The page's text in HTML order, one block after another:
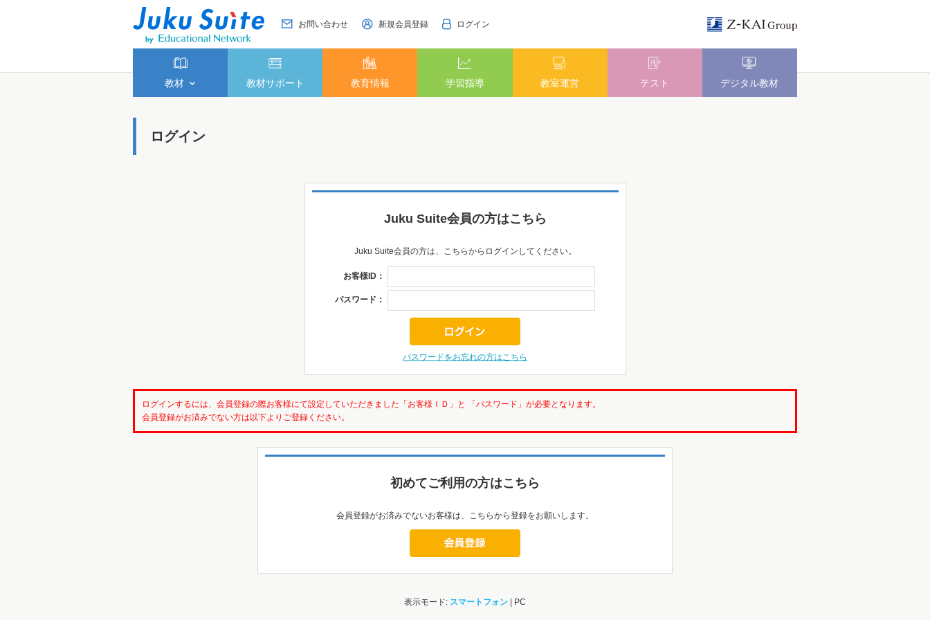
お問い合わせ 新規会員登録 ログイン
教材 教材サポート 教育情報 学習指導 教室運営 テスト デジタル教材
ログイン
Juku Suite会員の方はこちら
Juku Suite会員の方は、こちらからログインしてください。
お客様ID：
パスワード：
パスワードをお忘れの方はこちら
ログインするには、会員登録の際お客様にて設定していただきました「お客様ＩＤ」と 「パスワード」が必要となります。
会員登録がお済みでない方は以下よりご登録ください。
初めてご利用の方はこちら
会員登録がお済みでないお客様は、こちらから登録をお願いします。
表示モード: スマートフォン | PC